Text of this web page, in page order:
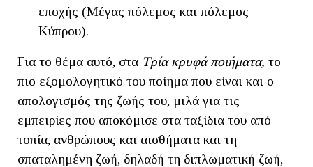
εποχής (Μέγας πόλεμος και πόλεμος
Κύπρου).
Για το θέμα αυτό, στα Τρία κρυφά ποιήματα, το
πιο εξομολογητικό του ποίημα που είναι και ο
απολογισμός της ζωής του, μιλά για τις
εμπειρίες που αποκόμισε στα ταξίδια του από
τοπία, ανθρώπους και αισθήματα και τη
σπαταλημένη ζωή, δηλαδή τη διπλωματική ζωή,